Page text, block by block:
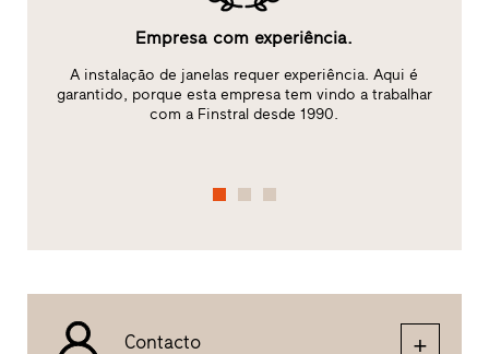
Empresa com experiência.
A instalação de janelas requer experiência. Aqui é
garantido, porque esta empresa tem vindo a trabalhar
com a Finstral desde 1990.
Contacto